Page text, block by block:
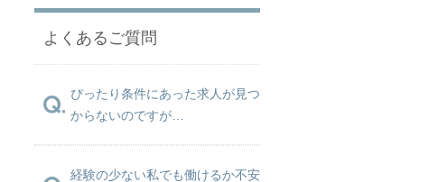
よくあるご質問
ぴったり条件にあった求人が見つ
からないのですが…
経験の少ない私でも働けるか不安